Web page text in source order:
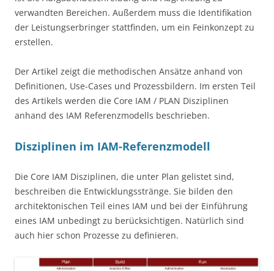
verwandten Bereichen. Außerdem muss die Identifikation
der Leistungserbringer stattfinden, um ein Feinkonzept zu
erstellen.
Der Artikel zeigt die methodischen Ansätze anhand von
Definitionen, Use-Cases und Prozessbildern. Im ersten Teil
des Artikels werden die Core IAM / PLAN Disziplinen
anhand des IAM Referenzmodells beschrieben.
Disziplinen im IAM-Referenzmodell
Die Core IAM Disziplinen, die unter Plan gelistet sind,
beschreiben die Entwicklungsstränge. Sie bilden den
architektonischen Teil eines IAM und bei der Einführung
eines IAM unbedingt zu berücksichtigen. Natürlich sind
auch hier schon Prozesse zu definieren.